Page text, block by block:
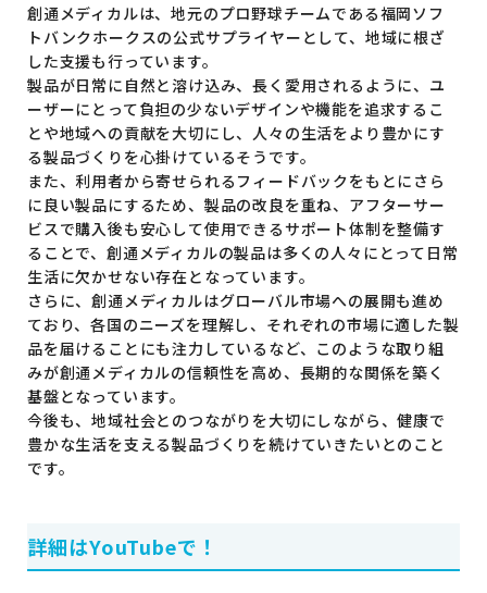
創通メディカルは、地元のプロ野球チームである福岡ソフ
トバンクホークスの公式サプライヤーとして、地域に根ざ
した支援も行っています。
製品が日常に自然と溶け込み、長く愛用されるように、ユ
ーザーにとって負担の少ないデザインや機能を追求するこ
とや地域への貢献を大切にし、人々の生活をより豊かにす
る製品づくりを心掛けているそうです。
また、利用者から寄せられるフィードバックをもとにさら
に良い製品にするため、製品の改良を重ね、アフターサー
ビスで購入後も安心して使用できるサポート体制を整備す
ることで、創通メディカルの製品は多くの人々にとって日常
生活に欠かせない存在となっています。
さらに、創通メディカルはグローバル市場への展開も進め
ており、各国のニーズを理解し、それぞれの市場に適した製
品を届けることにも注力しているなど、このような取り組
みが創通メディカルの信頼性を高め、長期的な関係を築く
基盤となっています。
今後も、地域社会とのつながりを大切にしながら、健康で
豊かな生活を支える製品づくりを続けていきたいとのこと
です。
詳細はYouTubeで！